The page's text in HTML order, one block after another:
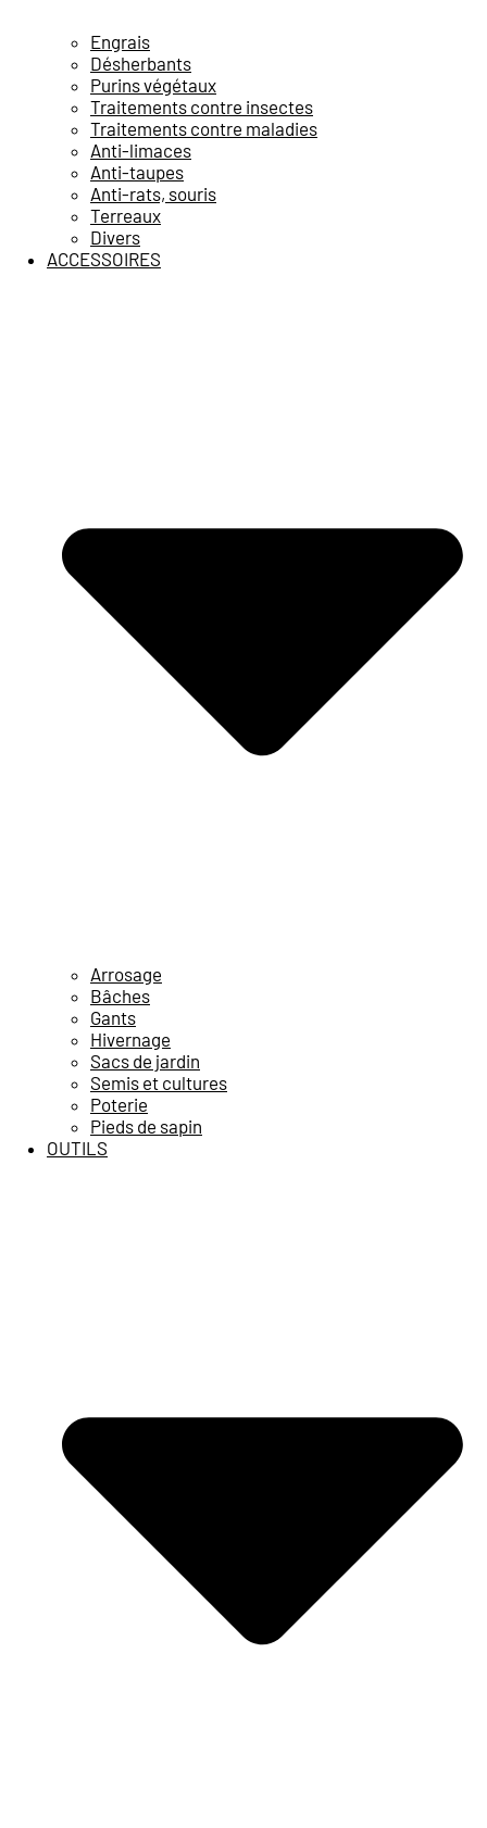
Engrais
Désherbants
Purins végétaux
Traitements contre insectes
Traitements contre maladies
Anti-limaces
Anti-taupes
Anti-rats, souris
Terreaux
Divers
ACCESSOIRES
Arrosage
Bâches
Gants
Hivernage
Sacs de jardin
Semis et cultures
Poterie
Pieds de sapin
OUTILS